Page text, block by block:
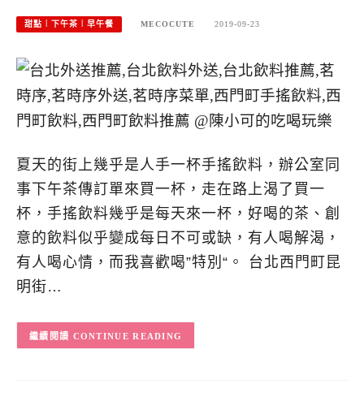
甜點︱下午茶︱早午餐 MECOCUTE 2019-09-23
夏天的街上幾乎是人手一杯手搖飲料，辦公室同
事下午茶傳訂單來買一杯，走在路上渴了買一
杯，手搖飲料幾乎是每天來一杯，好喝的茶、創
意的飲料似乎變成每日不可或缺，有人喝解渴，
有人喝心情，而我喜歡喝”特別“。 台北西門町昆
明街…
CONTINUE READING